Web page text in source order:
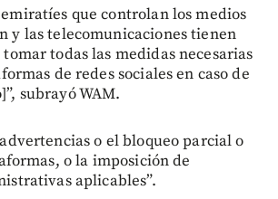
que controlan los medios
y las telecomunicaciones tienen
todas las medidas necesarias
de redes sociales en caso de
subrayó WAM.
o el bloqueo parcial o
o la imposición de
aplicables”.